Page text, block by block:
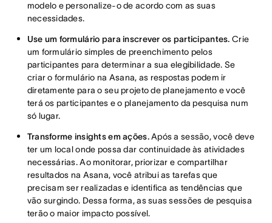
modelo e personalize-o de acordo com as suas
necessidades.
Use um formulário para inscrever os participantes. Crie
um formulário simples de preenchimento pelos
participantes para determinar a sua elegibilidade. Se
criar o formulário na Asana, as respostas podem ir
diretamente para o seu projeto de planejamento e você
terá os participantes e o planejamento da pesquisa num
só lugar.
Transforme insights em ações.Após a sessão, você deve
ter um local onde possa dar continuidade às atividades
necessárias. Ao monitorar, priorizar e compartilhar
resultados na Asana, você atribui as tarefas que
precisam ser realizadas e identifica as tendências que
vão surgindo. Dessa forma, as suas sessões de pesquisa
terão o maior impacto possível.